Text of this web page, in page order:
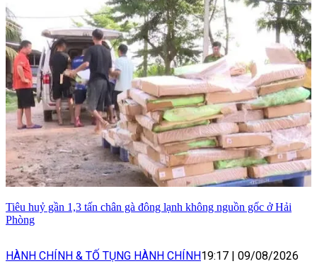
Tiêu huỷ gần 1,3 tấn chân gà đông lạnh không nguồn gốc ở Hải
Phòng
HÀNH CHÍNH & TỐ TỤNG HÀNH CHÍNH19:17 | 09/08/2026